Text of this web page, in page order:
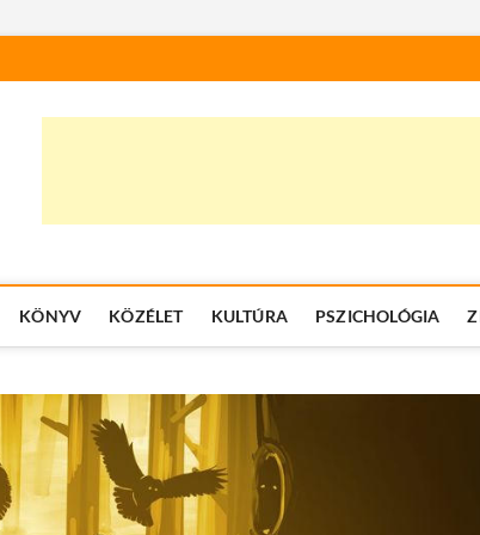
KÖNYV KÖZÉLET KULTÚRA PSZICHOLÓGIA